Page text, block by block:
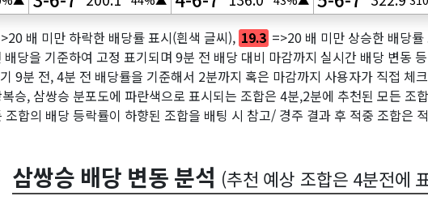
배 미만 하락한 배당률 표시(흰색 글씨), 19.3
=>20 배 미
배당을 기준하여 고정 표기되며 9분 전 배당 대비 마감까지 실시간 배당 변동
9분 전, 4분 전 배당률을 기준해서 2분까지 혹은 마감까지 사용자가 직접 체
승, 삼쌍승 분포도에 파란색으로 표시되는 조합은 4분,2분에 추천된 모든 조
조합의 배당 등락률이 하향된 조합을 배팅 시 참고/ 경주 결과 후 적중 조합은
삼쌍승 배당 변동 분석 (추천 예상 조합은 4분전